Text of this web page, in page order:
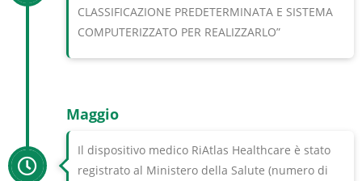
CLASSIFICAZIONE PREDETERMINATA E SISTEMA
COMPUTERIZZATO PER REALIZZARLO”
Maggio
Il dispositivo medico RiAtlas Healthcare è stato
registrato al Ministero della Salute (numero di